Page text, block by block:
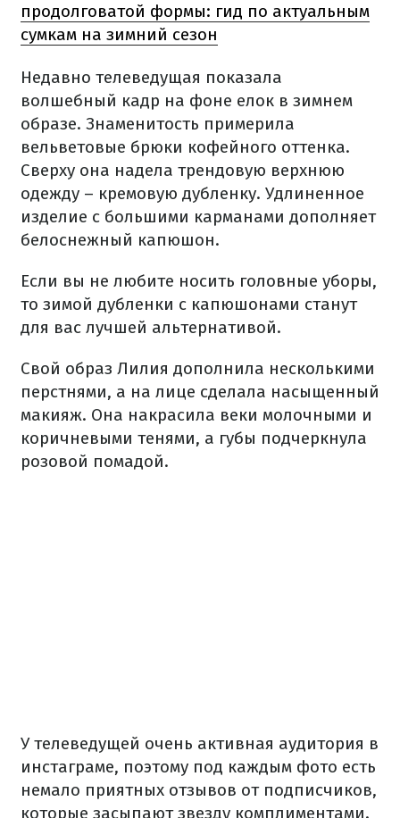
продолговатой формы: гид по актуальным
сумкам на зимний сезон
Недавно телеведущая показала
волшебный кадр на фоне елок в зимнем
образе. Знаменитость примерила
вельветовые брюки кофейного оттенка.
Сверху она надела трендовую верхнюю
одежду – кремовую дубленку. Удлиненное
изделие с большими карманами дополняет
белоснежный капюшон.
Если вы не любите носить головные уборы,
то зимой дубленки с капюшонами станут
для вас лучшей альтернативой.
Свой образ Лилия дополнила несколькими
перстнями, а на лице сделала насыщенный
макияж. Она накрасила веки молочными и
коричневыми тенями, а губы подчеркнула
розовой помадой.
У телеведущей очень активная аудитория в
инстаграме, поэтому под каждым фото есть
немало приятных отзывов от подписчиков,
которые засыпают звезду комплиментами.